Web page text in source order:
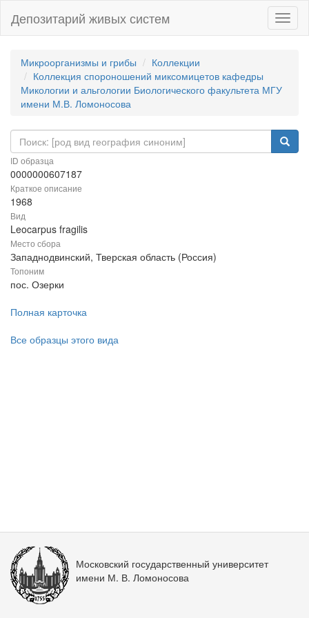
Депозитарий живых систем
Микроорганизмы и грибы
Коллекции
Коллекция спороношений миксомицетов кафедры
Микологии и альгологии Биологического факультета МГУ
имени М.В. Ломоносова
ID образца
0000000607187
Краткое описание
1968
Вид
Leocarpus fragilis
Место сбора
Западнодвинский, Тверская область (Россия)
Топоним
пос. Озерки
Полная карточка
Все образцы этого вида
Московский государственный университет
имени М. В. Ломоносова